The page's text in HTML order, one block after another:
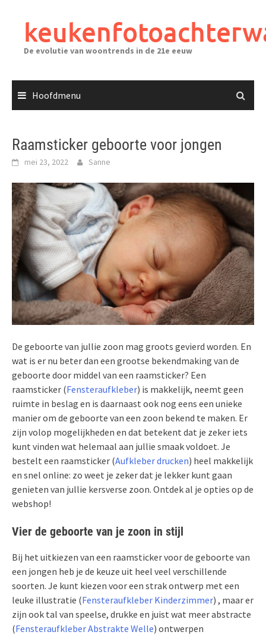
inhoudDe evolutie van woontrends in de 21e eeuw
Hoofdmenu
Raamsticker geboorte voor jongen
mei 23, 2022 Sanne
De geboorte van jullie zoon mag groots gevierd worden. En
wat is er nu beter dan een grootse bekendmaking van de
geboorte door middel van een raamsticker? Een
raamsticker (Fensteraufkleber) is makkelijk, neemt geen
ruimte in beslag en is daarnaast ook nog eens een unieke
manier om de geboorte van een zoon bekend te maken. Er
zijn volop mogelijkheden en dat betekent dat je zeker iets
kunt vinden wat helemaal aan jullie smaak voldoet. Je
bestelt een raamsticker (Aufkleber drucken) heel makkelijk
en snel online: zo weet je zeker dat je lekker kunt gaan
genieten van jullie kersverse zoon. Ontdek al je opties op de
webshop!
Vier de geboorte van je zoon in stijl
Bij het uitkiezen van een raamsticker voor de geboorte van
een jongen heb je de keuze uit heel veel verschillende
soorten. Je kunt kiezen voor een strak ontwerp met een
leuke illustratie (Fensteraufkleber Kinderzimmer) , maar er
zijn ook tal van speelse, drukke en juist wat meer abstracte
(Fensteraufkleber Abstrakte Welle) ontwerpen